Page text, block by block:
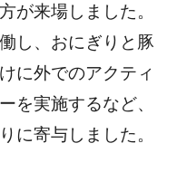
が来場しました。
し、おにぎりと豚
に外でのアクティ
を実施するなど、
に寄与しました。